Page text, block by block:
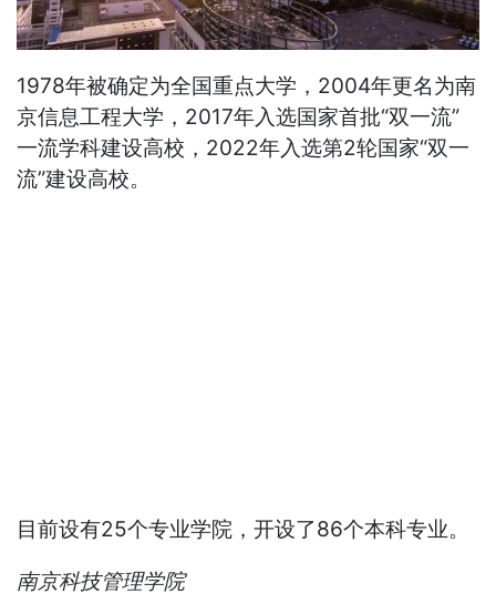
1978年被确定为全国重点大学，2004年更名为南
京信息工程大学，2017年入选国家首批“双一流”
一流学科建设高校，2022年入选第2轮国家“双一
流”建设高校。
目前设有25个专业学院，开设了86个本科专业。
南京科技管理学院